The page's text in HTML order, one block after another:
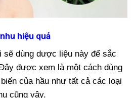
hiệu quả
dùng dược liệu này để sắc
được xem là một cách dùng
của hầu như tất cả các loại
cũng vậy.